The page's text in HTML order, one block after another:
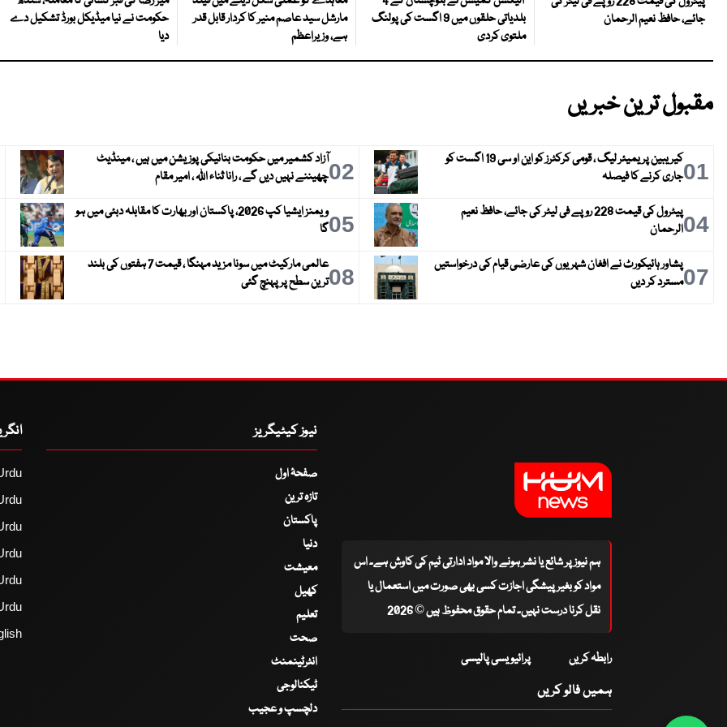
جائے، حافظ نعیم الرحمان
بلدیاتی حلقوں میں 9 اگست کی پولنگ
ملتوی کردی
مارشل سید عاصم منیر کا کردار قابل قدر
ہے، وزیراعظم
حکومت نے نیا میڈیکل بورڈ تشکیل دے
دیا
مقبول ترین خبریں
01
کیریبین پریمیئر لیگ ، قومی کرکٹرز کو این او سی 19 اگست کو
جاری کرنے کا فیصلہ
02آزاد کشمیر میں حکومت بنانیکی پوزیشن میں ہیں ، مینڈیٹ
چھیننے نہیں دیں گے ، رانا ثناء اللہ ، امیر مقام
04
پیٹرول کی قیمت 228 روپے فی لیٹر کی جائے، حافظ نعیم
الرحمان
05
ویمنز ایشیا کپ 2026، پاکستان اور بھارت کا مقابلہ دبئی میں ہو
گا
07پشاور ہائیکورٹ نے افغان شہریوں کی عارضی قیام کی درخواستیں
مسترد کر دیں
08
عالمی مارکیٹ میں سونا مزید مہنگا ، قیمت 7 ہفتوں کی بلند
ترین سطح پر پہنچ گئی
ہم نیوز پر شائع یا نشر ہونے والا مواد ادارتی ٹیم کی کاوش ہے۔ اس
مواد کو بغیر پیشگی اجازت کسی بھی صورت میں استعمال یا
نقل کرنا درست نہیں۔ تمام حقوق محفوظ ہیں © 2026
رابطہ کریں پرائیویسی پالیسی
ہمیں فالو کریں
نیوز کیٹیگریز
صفحۂ اول
تازہ ترین
پاکستان
دنیا
معیشت
کھیل
تعلیم
صحت
انٹرٹینمنٹ
ٹیکنالوجی
دلچسپ و عجیب